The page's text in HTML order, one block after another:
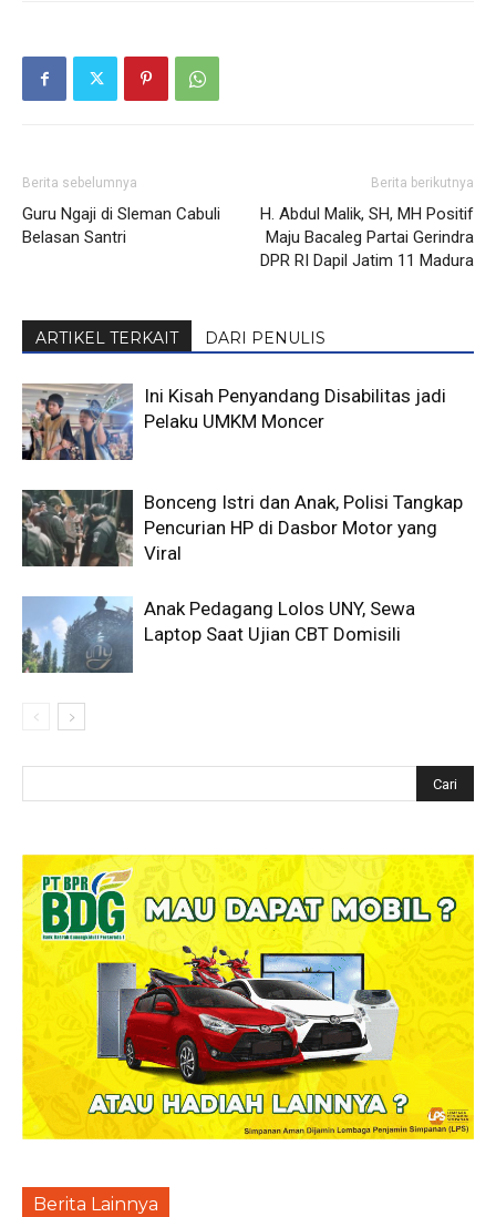
Berita sebelumnya
Guru Ngaji di Sleman Cabuli
Belasan Santri
Berita berikutnya
H. Abdul Malik, SH, MH Positif
Maju Bacaleg Partai Gerindra
DPR RI Dapil Jatim 11 Madura
ARTIKEL TERKAIT DARI PENULIS
Ini Kisah Penyandang Disabilitas jadi
Pelaku UMKM Moncer
Bonceng Istri dan Anak, Polisi Tangkap
Pencurian HP di Dasbor Motor yang
Viral
Anak Pedagang Lolos UNY, Sewa
Laptop Saat Ujian CBT Domisili
Berita Lainnya